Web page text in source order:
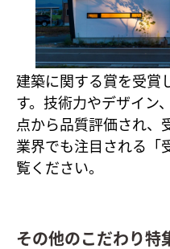
建築に関する賞を受賞
す。技術力やデザイン
点から品質評価され、
業界でも注目される「
覧ください。
その他のこだわり特